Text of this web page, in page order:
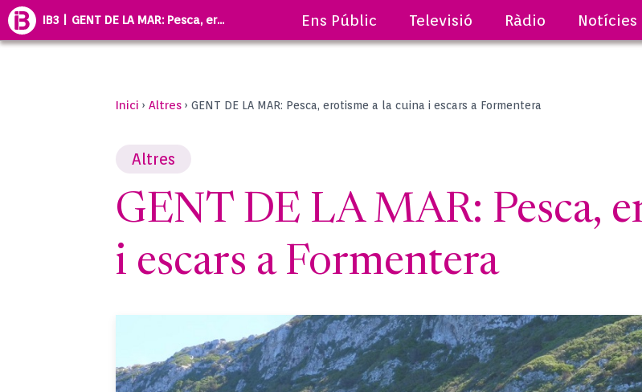
IB3 | GENT DE LA MAR: Pesca, er... Ens Públic Televisió Ràdio Notícies
Inici › Altres › GENT DE LA MAR: Pesca, erotisme a la cuina i escars a Formentera
Altres
GENT DE LA MAR: Pesca,
i escars a Formentera